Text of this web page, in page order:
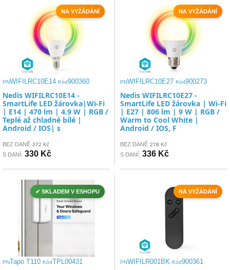
NA VYŽÁDÁNÍ
PNWIFILRC10E14 Kód900360
Nedis WIFILRC10E14 -
SmartLife LED žárovka|Wi-Fi
| E14 | 470 lm | 4.9 W | RGB /
Teplé až chladné bílé |
Android / IOS| s
BEZ DANĚ 272 Kč
S DANÍ: 330 Kč
NA VYŽÁDÁNÍ
PNWIFILRC10E27 Kód900273
Nedis WIFILRC10E27 -
SmartLife LED žárovka | Wi-Fi
| E27 | 806 lm | 9 W | RGB /
Warm to Cool White |
Android / IOS, F
BEZ DANĚ 278 Kč
S DANÍ: 336 Kč
✔ SKLADEM V ESHOPU
PNTapo T110 KódTPL00431
NA VYŽÁDÁNÍ
PNWIFILR001BK Kód900361